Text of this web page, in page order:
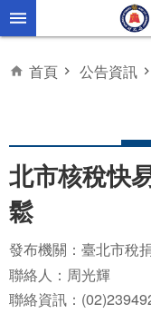
跳到主要內容區塊
首頁 公告資訊
北市核稅快
鬆
發布機關：臺北市稅
聯絡人：周光輝
聯絡資訊：